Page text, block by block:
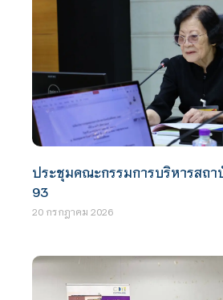
ประชุมคณะกรรมการบริหารสถา
93
20 กรกฎาคม 2026